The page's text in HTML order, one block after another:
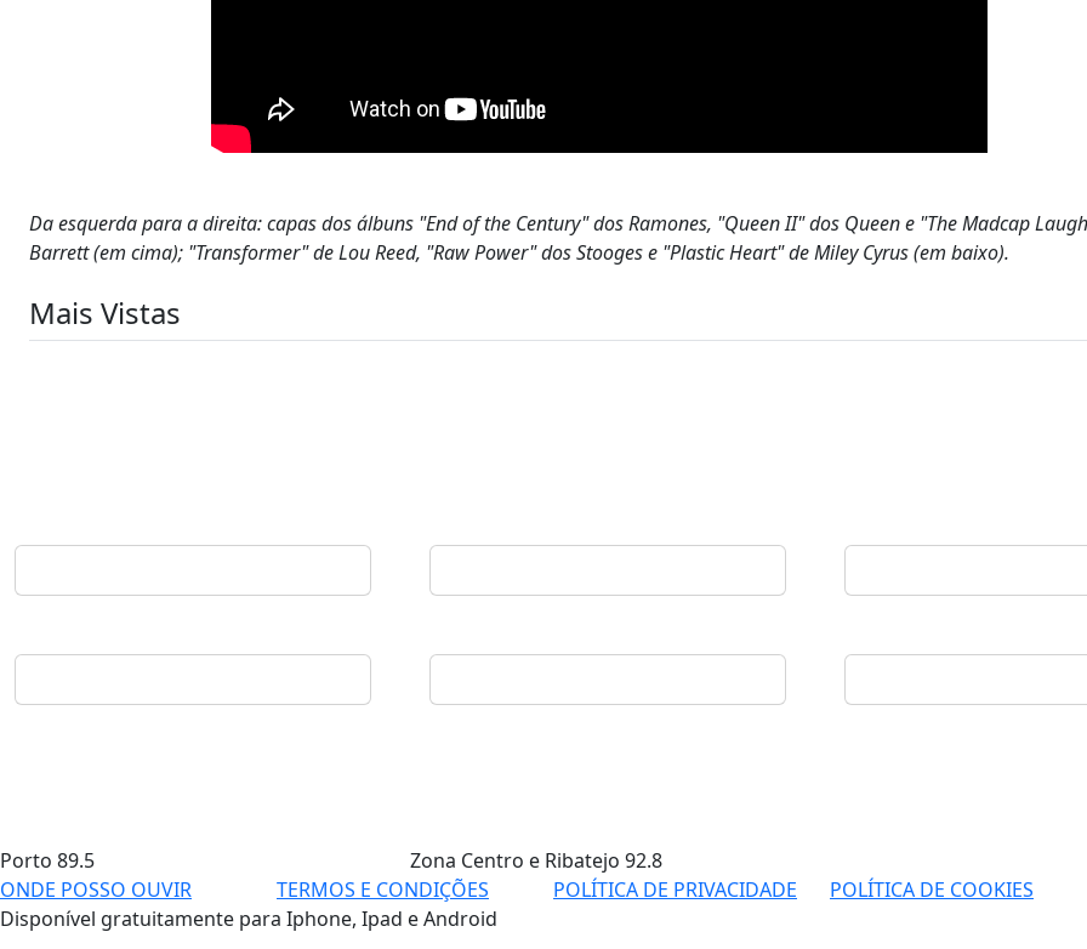
Da esquerda para a direita: capas dos álbuns "End of the Century" dos Ramones, "Queen II" dos Queen e "The Madcap
Barrett (em cima); "Transformer" de Lou Reed, "Raw Power" dos Stooges e "Plastic Heart" de Miley Cyrus (em baixo).
Mais Vistas
Porto 89.5 Zona Centro e Ribatejo 92.8
ONDE POSSO OUVIR
TERMOS E CONDIÇÕES POLÍTICA DE PRIVACIDADE
POLÍTICA DE COOKIES
Disponível gratuitamente para Iphone, Ipad e Android